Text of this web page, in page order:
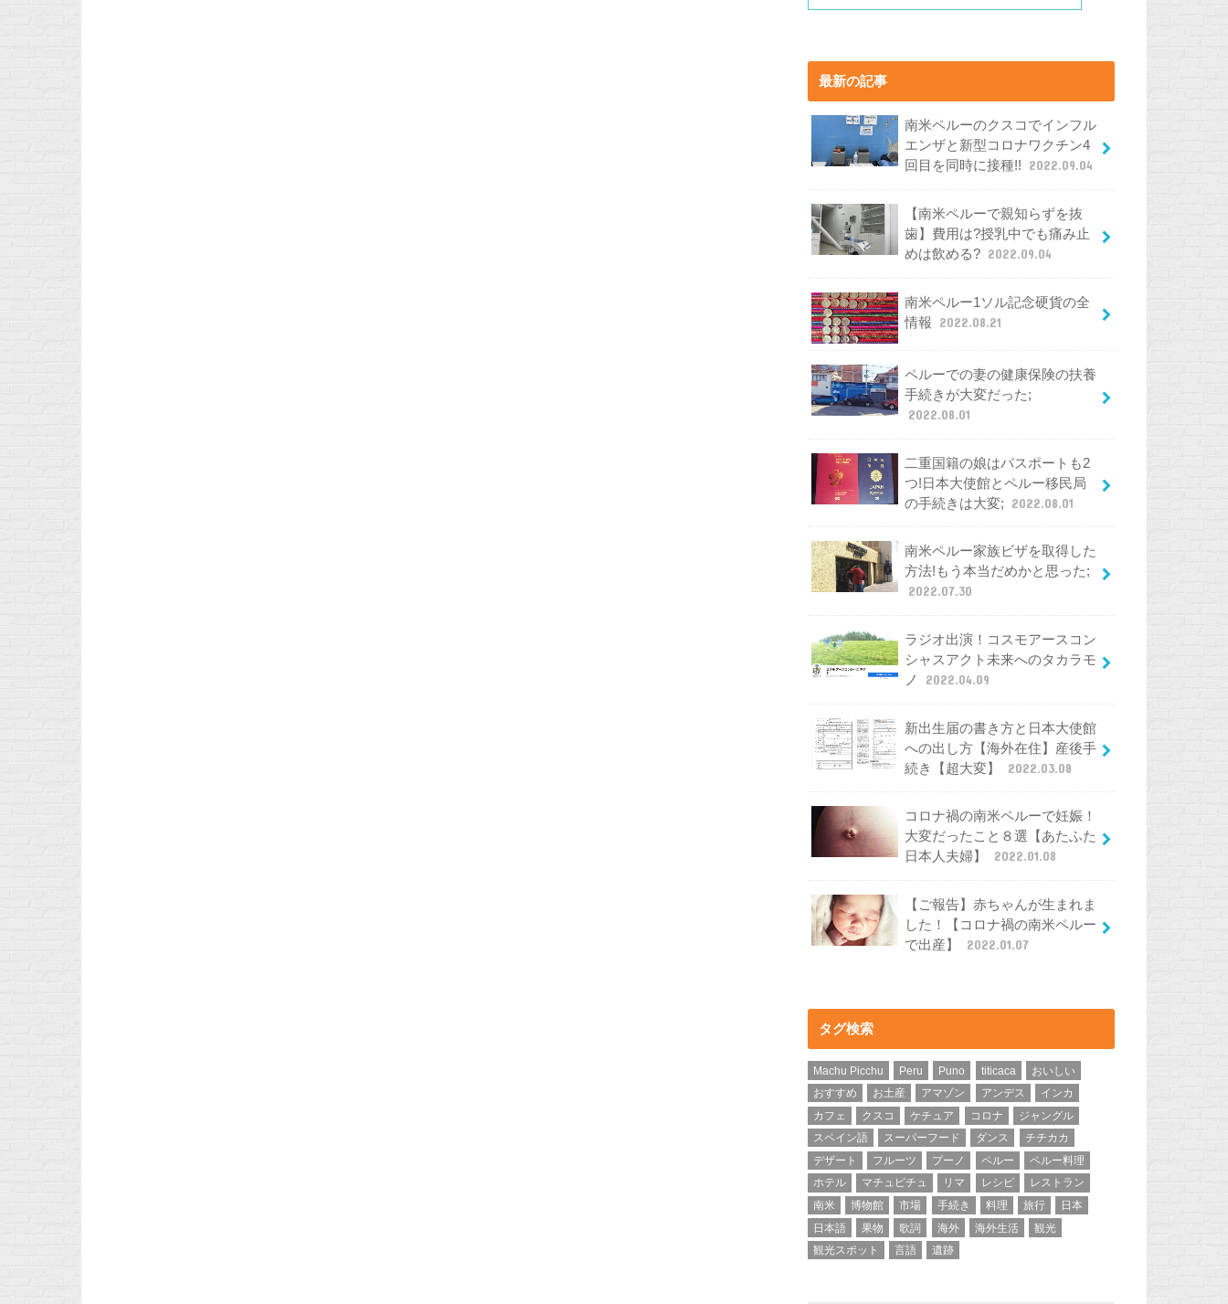
最新の記事
南米ペルーのクスコでインフル
エンザと新型コロナワクチン4
回目を同時に接種!!
2022.09.04
【南米ペルーで親知らずを抜
歯】費用は?授乳中でも痛み止
めは飲める? 2022.09.04
南米ペルー1ソル記念硬貨の全
情報
2022.08.21
ペルーでの妻の健康保険の扶養
手続きが大変だった;
2022.08.01
二重国籍の娘はパスポートも2
つ!日本大使館とペルー移民局
の手続きは大変;
2022.08.01
南米ペルー家族ビザを取得した
方法!もう本当だめかと思った;
2022.07.30
ラジオ出演！コスモアースコン
シャスアクト未来へのタカラモ
ノ
2022.04.09
新出生届の書き方と日本大使館
への出し方【海外在住】産後手
続き【超大変】
2022.03.08
コロナ禍の南米ペルーで妊娠！
大変だったこと８選【あたふた
日本人夫婦】
2022.01.08
【ご報告】赤ちゃんが生まれま
した！【コロナ禍の南米ペルー
で出産】
2022.01.07
タグ検索
Machu Picchu Peru Puno titicaca
おいしい
おすすめ
お土産 アマゾン アンデス
インカ
カフェ
クスコ ケチュア コロナ
ジャングル
スペイン語
スーパーフード ダンス
チチカカ
デザート
フルーツ プーノ ペルー
ペルー料理
ホテル
マチュピチュ リマ レシピ
レストラン
南米
博物館 市場 手続き 料理 旅行
日本
日本語
果物 歌詞 海外 海外生活
観光
観光スポット
言語 遺跡